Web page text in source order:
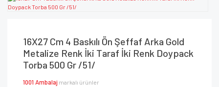
16X27 Cm 4 Baskılı Ön Şeffaf Arka Gold
Metalize Renk İki Taraf İki Renk Doypack
Torba 500 Gr /51/
1001 Ambalaj markalı ürünler